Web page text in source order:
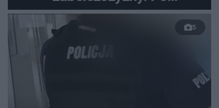
nieudanym manewrze
wyprzedzania zginął
kierowca auta
5